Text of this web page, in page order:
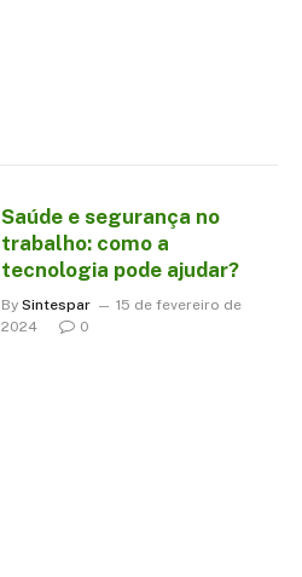
Saúde e segurança no
trabalho: como a
tecnologia pode ajudar?
By Sintespar
15 de fevereiro de
2024
0